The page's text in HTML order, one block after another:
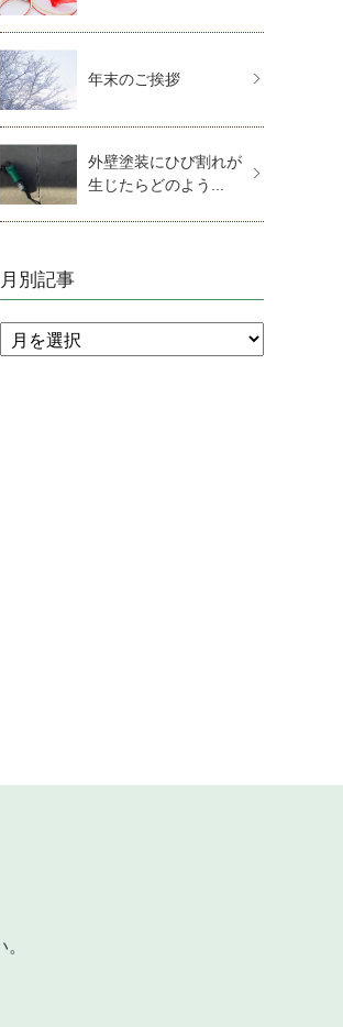
年末のご挨拶
外壁塗装にひび割れが
生じたらどのよう...
月別記事